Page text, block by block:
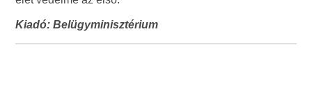
Kiadó: Belügyminisztérium